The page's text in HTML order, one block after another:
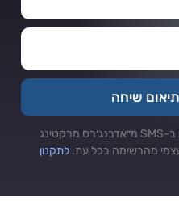
אני מאשר\ת לקבל דיוור במייל\או ב-SMS מ״אדבנג׳רס מרקטינג
מהרשימה בכל עת. לתקנון
שיחה